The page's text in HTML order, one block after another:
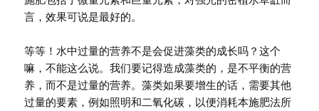
言，效果可说是最好的。
等等！水中过量的营养不是会促进藻类的成长吗？这个
嘛，不能这么说。我们要记得造成藻类的，是不平衡的营
养，而不是过量的营养。藻类如果要增生的话，需要其他
过量的要素，例如照明和二氧化碳，以便消耗本施肥法所